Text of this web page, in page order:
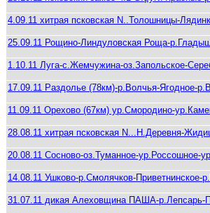
4.09.11 хитрая псковская N..Толошницы-
25.09.11 Рощино-Линдуловская Роща-
1.10.11 Луга-с.Жемчужина-оз.Запольское-
17.09.11 Раздолье (78км)-р.Волчья-Ягодное-
11.09.11 Орехово (67км) ур.Смородино-
28.08.11 хитрая псковская N...Н.Деревня-
20.08.11 Сосново-оз.Туманное-ур.Россошное-
14.08.11 Ушково-р.Смолячков-
31.07.11 дикая Алеховщина ПАША-р.Лепсарь-